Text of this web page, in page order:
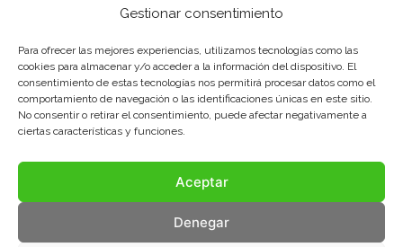
Gestionar consentimiento
Para ofrecer las mejores experiencias, utilizamos tecnologías como las
cookies para almacenar y/o acceder a la información del dispositivo. El
consentimiento de estas tecnologías nos permitirá procesar datos como el
comportamiento de navegación o las identificaciones únicas en este sitio.
No consentir o retirar el consentimiento, puede afectar negativamente a
ciertas características y funciones.
Aceptar
Denegar